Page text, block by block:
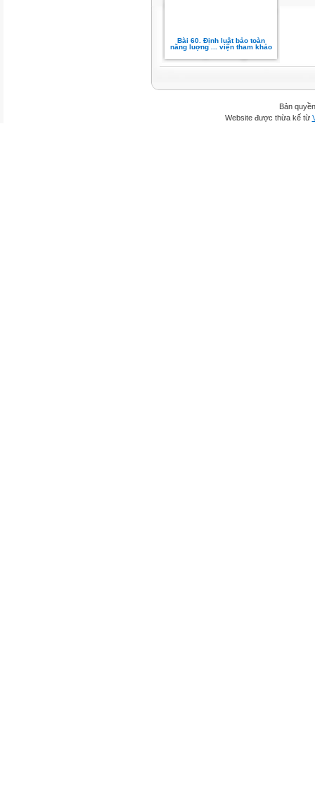
Bài 60. Định luật bảo toàn
năng luợng ... viện tham khảo
Bản
Website được thừa kế từ